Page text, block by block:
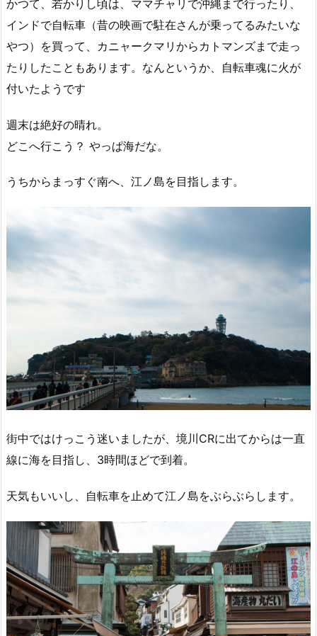
かつて、若かりし頃は、ママチャリで沖縄まで行ったり、
インドで自転車（昔の映画で駐在さんが乗ってるみたいな
やつ）を買って、カニャークマリからカトマンズまで走っ
たりしたこともあります。なんというか、自転車魂に火が
付いたようです
週末は絶好の晴れ。
どこへ行こう？ やっぱ海だな。
うちからまっすぐ南へ、江ノ島を目指します。
街中ではけっこう迷いましたが、境川CRに出てからは一直
線に海を目指し、3時間ほどで到着。
天気もいいし、自転車を止めて江ノ島をぶらぶらします。